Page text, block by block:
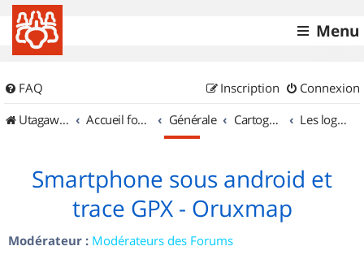
Menu
FAQ Connexion
Inscription
UtagawaVTT (Randos VTT et VTTAE avec traces GPS)
Accueil forum Générale Cartographie et GPS Les logiciels
Smartphone sous android et
trace GPX - Oruxmap
Modérateur : Modérateurs des Forums